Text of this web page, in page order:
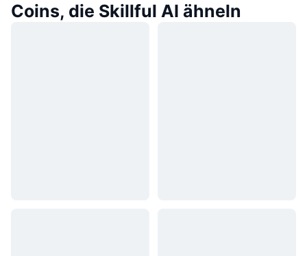
Coins, die Skillful AI ähneln